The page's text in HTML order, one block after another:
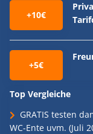
+10€
+5€
Top Vergleiche
GRATIS testen
WC-Ente uvm. (Juli